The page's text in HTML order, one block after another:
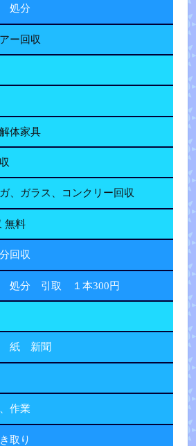
処分
ー回収
体家具
、ガラス、コンクリー回収
無料
回収
処分 引取 １本300円
紙 新聞
作業
取り